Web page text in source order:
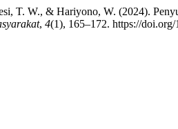
T. W., & Hariyono, W. (2024).
, 4(1), 165–172. https://